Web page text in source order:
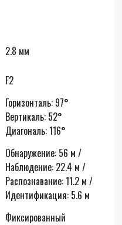
2.8 мм
F2
Горизонталь: 97°
Вертикаль: 52°
Диагональ: 116°
Обнаружение: 56 м /
Наблюдение: 22.4 м /
Распознавание: 11.2 м /
Идентификация: 5.6 м
Фиксированный